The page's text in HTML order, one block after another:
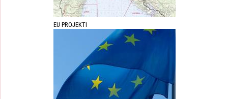
EU PROJEKTI